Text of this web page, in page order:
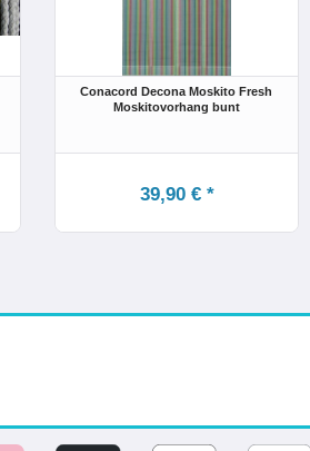
Conacord Decona Moskito Fresh
Moskitovorhang bunt
39,90 € *